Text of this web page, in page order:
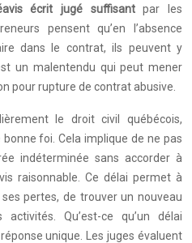
écrit jugé suffisantpar les
pensent qu’en l’absence
dans le contrat, ils peuvent y
un malentendu qui peut mener
pour rupture de contrat abusive.
le droit civil québécois,
foi. Cela implique de ne pas
indéterminée sans accorder à
raisonnable. Ce délai permet à
pertes, de trouver un nouveau
Qu’est-ce qu’un délai
unique. Les juges évaluent